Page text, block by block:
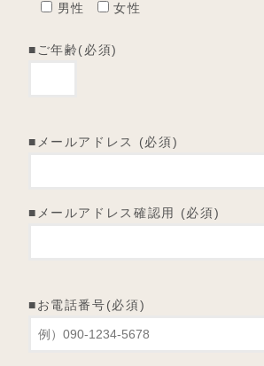
男性
女性
■ご年齢(必須)
■メールアドレス (必須)
■メールアドレス確認用 (必須)
■お電話番号(必須)